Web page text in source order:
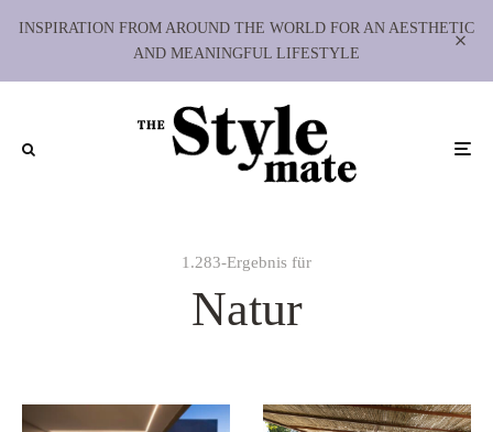
INSPIRATION FROM AROUND THE WORLD FOR AN AESTHETIC
AND MEANINGFUL LIFESTYLE
1.283-Ergebnis für
Natur